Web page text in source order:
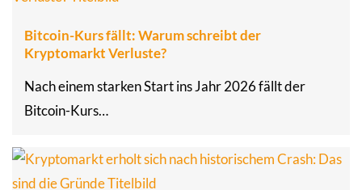
Bitcoin-Kurs fällt: Warum schreibt der
Kryptomarkt Verluste?
Nach einem starken Start ins Jahr 2026 fällt der
Bitcoin-Kurs…